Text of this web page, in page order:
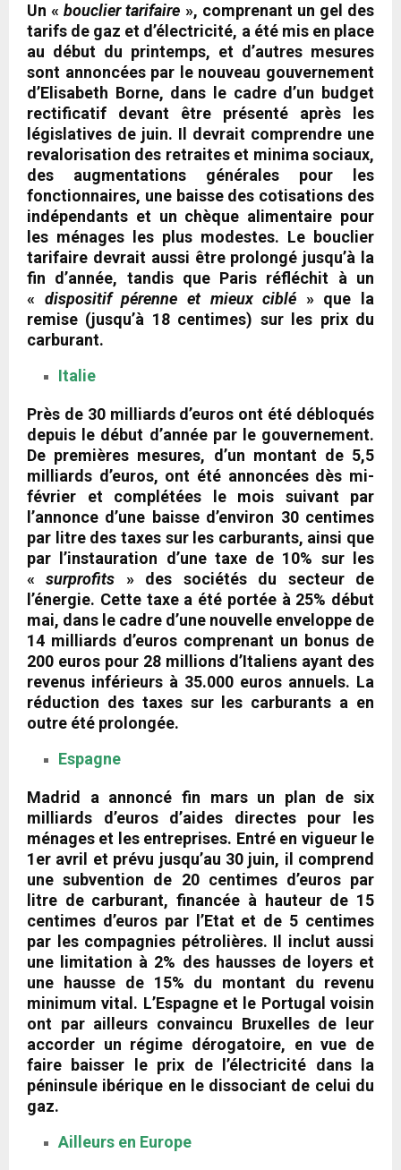
Un «bouclier tarifaire », comprenant un gel des
tarifs de gaz et d’électricité, a été mis en place
au début du printemps, et d’autres mesures
sont annoncées par le nouveau gouvernement
d’Elisabeth Borne, dans le cadre d’un budget
rectificatif devant être présenté après les
législatives de juin. Il devrait comprendre une
revalorisation des retraites et minima sociaux,
des augmentations générales pour les
fonctionnaires, une baisse des cotisations des
indépendants et un chèque alimentaire pour
les ménages les plus modestes. Le bouclier
tarifaire devrait aussi être prolongé jusqu’à la
fin d’année, tandis que Paris réfléchit à un
« dispositif pérenne et mieux ciblé » que la
remise (jusqu’à 18 centimes) sur les prix du
carburant.
Italie
Près de 30 milliards d’euros ont été débloqués
depuis le début d’année par le gouvernement.
De premières mesures, d’un montant de 5,5
milliards d’euros, ont été annoncées dès mi-
février et complétées le mois suivant par
l’annonce d’une baisse d’environ 30 centimes
par litre des taxes sur les carburants, ainsi que
par l’instauration d’une taxe de 10% sur les
«surprofits » des sociétés du secteur de
l’énergie. Cette taxe a été portée à 25% début
mai, dans le cadre d’une nouvelle enveloppe de
14 milliards d’euros comprenant un bonus de
200 euros pour 28 millions d’Italiens ayant des
revenus inférieurs à 35.000 euros annuels. La
réduction des taxes sur les carburants a en
outre été prolongée.
Espagne
Madrid a annoncé fin mars un plan de six
milliards d’euros d’aides directes pour les
ménages et les entreprises. Entré en vigueur le
1er avril et prévu jusqu’au 30 juin, il comprend
une subvention de 20 centimes d’euros par
litre de carburant, financée à hauteur de 15
centimes d’euros par l’Etat et de 5 centimes
par les compagnies pétrolières. Il inclut aussi
une limitation à 2% des hausses de loyers et
une hausse de 15% du montant du revenu
minimum vital. L’Espagne et le Portugal voisin
ont par ailleurs convaincu Bruxelles de leur
accorder un régime dérogatoire, en vue de
faire baisser le prix de l’électricité dans la
péninsule ibérique en le dissociant de celui du
gaz.
Ailleurs en Europe